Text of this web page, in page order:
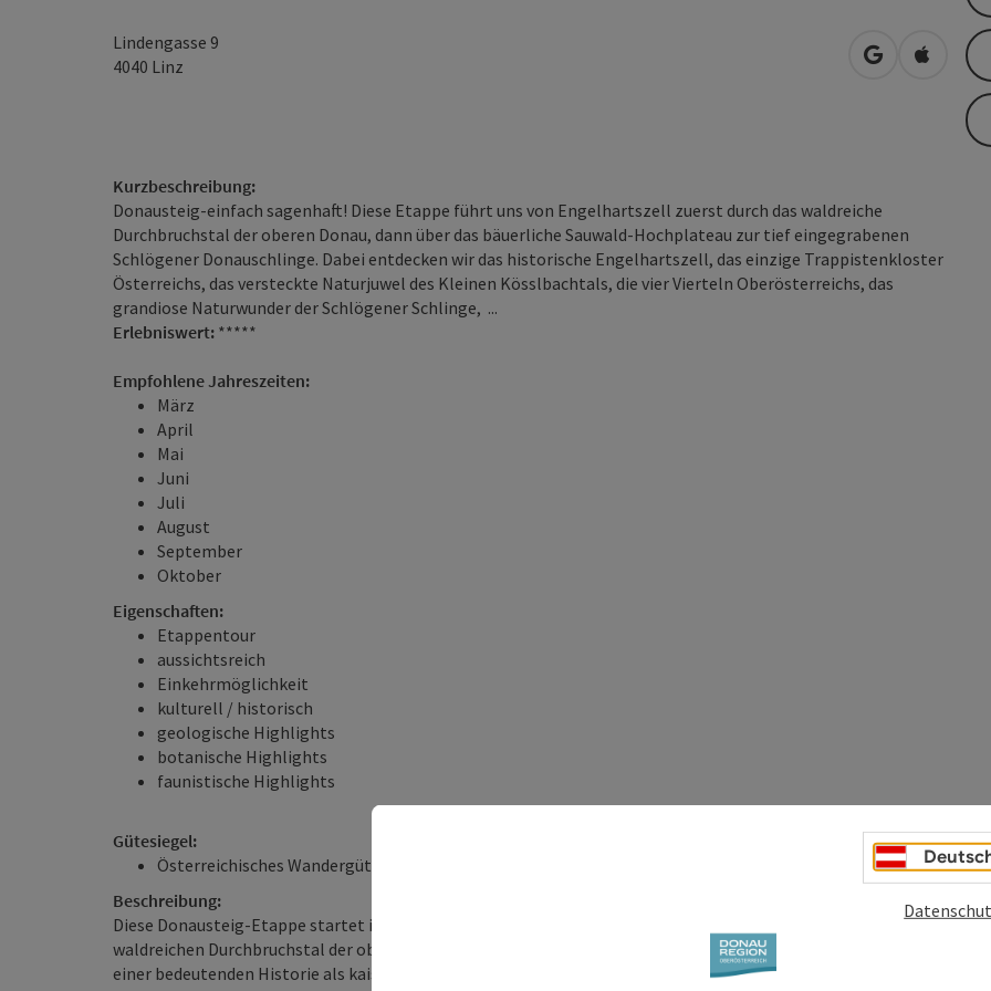
Lindengasse 9
4040 Linz in Google
in
Kurzbeschreibung:
Donausteig-einfach sagenhaft! Diese Etappe führt uns von Engelhartszell zuerst durch das waldreiche
Durchbruchstal der oberen Donau, dann über das bäuerliche Sauwald-Hochplateau zur tief eingegrabenen
Schlögener Donauschlinge. Dabei entdecken wir das historische Engelhartszell, das einzige Trappistenkloster
Österreichs, das versteckte Naturjuwel des Kleinen Kösslbachtals, die vier Vierteln Oberösterreichs, das
grandiose Naturwunder der Schlögener Schlinge, ...
Erlebniswert: *****
Empfohlene Jahreszeiten:
März
April
Mai
Juni
Juli
August
September
Oktober
Eigenschaften:
Etappentour
aussichtsreich
Einkehrmöglichkeit
kulturell / historisch
geologische Highlights
botanische Highlights
faunistische Highlights
Gütesiegel:
Österreichisches Wandergütesiegel
Beschreibung:
Diese Donausteig-Etappe startet in Engelhartszell. Der historische Donaumarkt liegt einge­bettet im
waldreichen Durchbruchstal der oberen Donau unweit der Grenze zu Bayern. Der schöne Ortskern erzählt von
einer bedeutenden Historie als kaiserliche Mautstation und verschmilzt mit den Schauplätzen ...